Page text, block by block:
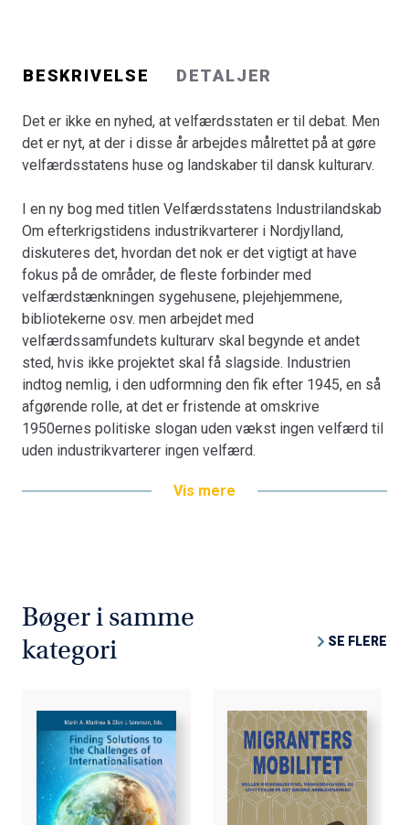
Med nordjyske eksempler indkredses de tanker, der
analyser af forholdet mellem ide og praksis i den
offentlige planlægning og hos de enkelte virksomheder,
og der tages hul på diskussionen af forholdet mellem
Forandringerne i de nye industrikvarterers karakter
indkredses med nye metoder, der kombineres med
detail-betragtninger af bygningernes arkitektur.
Der tegnes på den måde et billede af, hvordan
begreberne ændrede sig i perioden og især opfattelsen
af hvad velfærd er, og hvordan den kan nås. En af de
centrale brudflader blev forholdet mellem velfærden og
industrien og dens landskaber.
Bogen er en del af tilbuddetKøb 3 Bøger - Betal For 2
BESKRIVELSE DETALJER
Det er ikke en nyhed, at velfærdsstaten er til debat. Men
det er nyt, at der i disse år arbejdes målrettet på at gøre
velfærdsstatens huse og landskaber til dansk kulturarv.
I en ny bog med titlen Velfærdsstatens Industrilandskab
Om efterkrigstidens industrikvarterer i Nordjylland,
diskuteres det, hvordan det nok er det vigtigt at have
fokus på de områder, de fleste forbinder med
velfærdstænkningen sygehusene, plejehjemmene,
bibliotekerne osv. men arbejdet med
velfærdssamfundets kulturarv skal begynde et andet
sted, hvis ikke projektet skal få slagside. Industrien
indtog nemlig, i den udformning den fik efter 1945, en så
afgørende rolle, at det er fristende at omskrive
1950ernes politiske slogan uden vækst ingen velfærd til
uden industrikvarterer ingen velfærd.
Med nordjyske eksempler indkredses de tanker, der
velfærdstænkningen og industriens landskaber.
Forandringerne i de nye industrikvarterers karakter
indkredses med nye metoder, der kombineres med
detail-betragtninger af bygningernes arkitektur.
Der tegnes på den måde et billede af, hvordan
begreberne ændrede sig i perioden og især opfattelsen
af hvad velfærd er, og hvordan den kan nås. En af de
centrale brudflader blev forholdet mellem velfærden og
industrien og dens landskaber.
Vis mere
Bøger i samme
kategori
SE FLERE